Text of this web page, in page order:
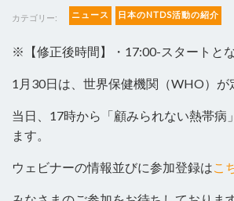
カテゴリー: ニュース 日本のNTDS活動の紹介
※【修正後時間】・17:00-スタートと
1月30日は、世界保健機関（WHO）
当日、17時から「顧みられない熱帯
ます。
ウェビナーの情報並びに参加登録は こ